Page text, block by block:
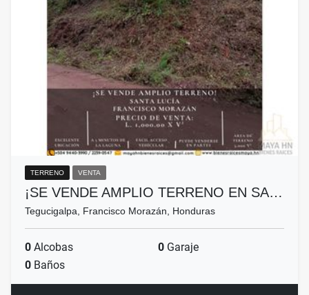
TERRENO VENTA
¡SE VENDE AMPLIO TERRENO EN SA…
Tegucigalpa, Francisco Morazán, Honduras
0 Alcobas 0 Garaje
0 Baños